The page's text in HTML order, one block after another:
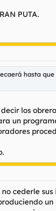
PUTA.
hasta
los
un
cederle